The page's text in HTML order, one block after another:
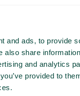
and ads, to provide
also share
and analytics
provided to
at
hvilke
men som
alle i
gavn for alle!
en avanceret